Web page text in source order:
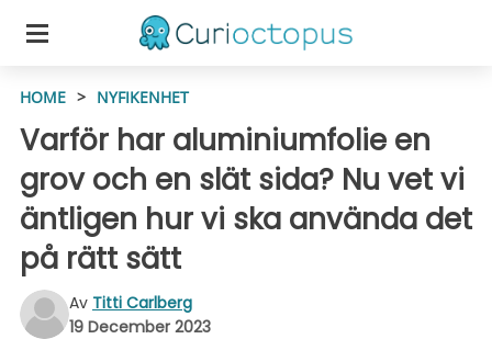
HOME > NYFIKENHET
Varför har aluminiumfolie en
grov och en slät sida? Nu vet vi
äntligen hur vi ska använda det
på rätt sätt
Av Titti Carlberg
19 December 2023